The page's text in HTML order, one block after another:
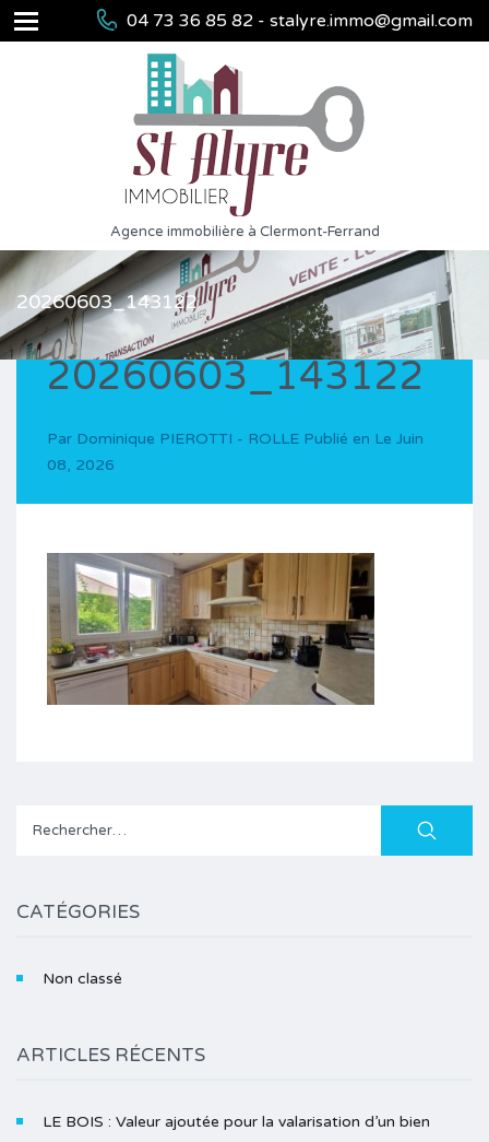
04 73 36 85 82 - stalyre.immo@gmail.com
Agence immobilière à Clermont-Ferrand
20260603_143122
20260603_143122
Par Dominique PIEROTTI - ROLLE Publié en Le Juin
08, 2026
Rechercher :
CATÉGORIES
Non classé
ARTICLES RÉCENTS
LE BOIS : Valeur ajoutée pour la valarisation d’un bien